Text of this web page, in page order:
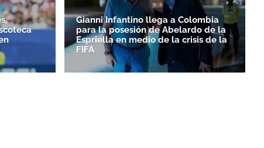
Gianni Infantino llega a Colombia
para la posesión de Abelardo de la
Espriella en medio de la crisis de la
FIFA